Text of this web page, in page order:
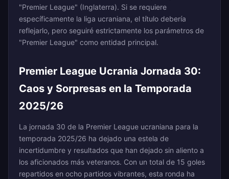
"Premier League" (Inglaterra). Si se requiere
específicamente la liga ucraniana, el título debería
reflejarlo, pero seguiré estrictamente los parámetros de
"Premier League" como entidad principal.
Premier League Ucrania Jornada 30:
Caos y Sorpresas en la Temporada
2025/26
La jornada 30 de la Premier League ucraniana para la
temporada 2025/26 ha dejado una estela de
incertidumbre y resultados que han dejado sin aliento a
los aficionados más veteranos. Con un total de 15 goles
repartidos en ocho partidos vibrantes, esta ronda ha